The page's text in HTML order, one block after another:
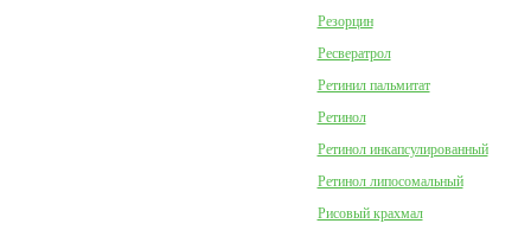
Резорцин
Ресвератрол
Ретинил пальмитат
Ретинол
Ретинол инкапсулированный
Ретинол липосомальный
Рисовый крахмал